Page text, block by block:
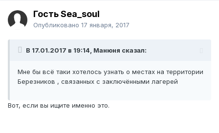
Гость Sea_soul
Опубликовано 17 января, 2017
В 17.01.2017 в 19:14, Манюня сказал:
Мне бы всё таки хотелось узнать о местах на территории
Березников , связанных с заключёнными лагерей
Вот, если вы ищите именно это.